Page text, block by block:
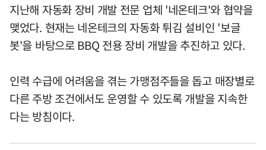
지난해 자동화 장비 개발 전문 업체 '네온테크'와 협약을
맺었다. 현재는 네온테크의 자동화 튀김 설비인 '보글
봇'을 바탕으로 BBQ 전용 장비 개발을 추진하고 있다.
인력 수급에 어려움을 겪는 가맹점주들을 돕고 매장별로
다른 주방 조건에서도 운영할 수 있도록 개발을 지속한
다는 방침이다.